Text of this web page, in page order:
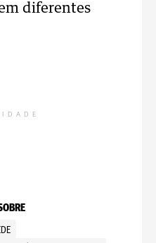
diferentes